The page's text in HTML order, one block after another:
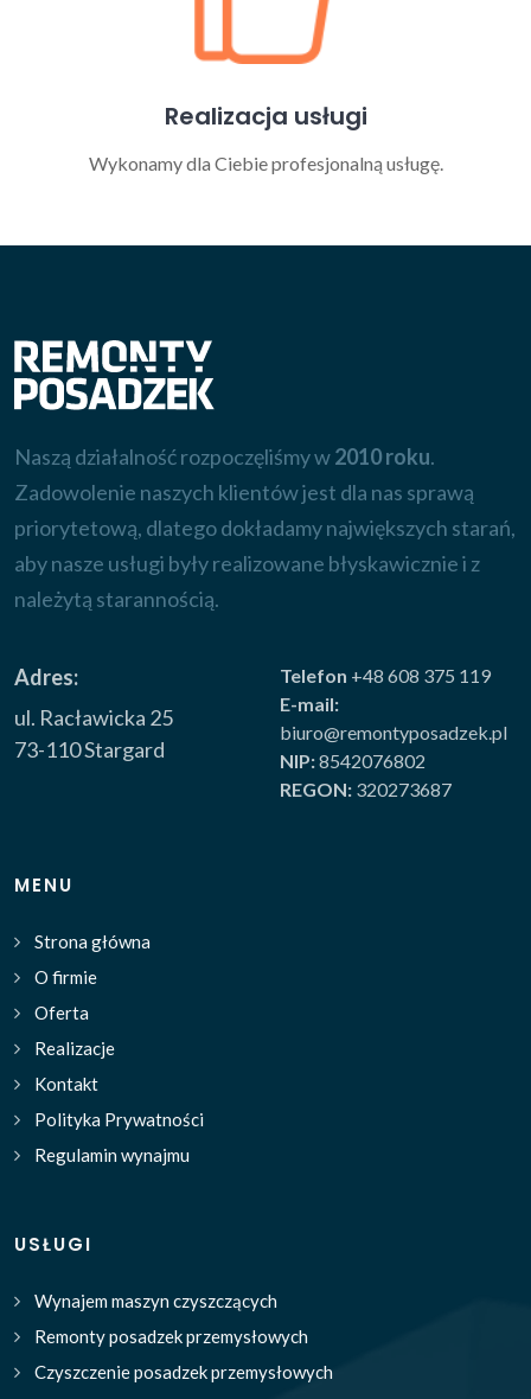
Realizacja usługi
Wykonamy dla Ciebie profesjonalną usługę.
Naszą działalność rozpoczęliśmy w2010 roku.
Zadowolenie naszych klientów jest dla nas sprawą
priorytetową, dlatego dokładamy największych starań,
aby nasze usługi były realizowane błyskawicznie i z
należytą starannością.
Adres:
ul. Racławicka 25
73-110 Stargard
Telefon +48 608 375 119
E-mail:
biuro@remontyposadzek.pl
NIP:8542076802
REGON: 320273687
MENU
Strona główna
O firmie
Oferta
Realizacje
Kontakt
Polityka Prywatności
Regulamin wynajmu
USŁUGI
Wynajem maszyn czyszczących
Remonty posadzek przemysłowych
Czyszczenie posadzek przemysłowych